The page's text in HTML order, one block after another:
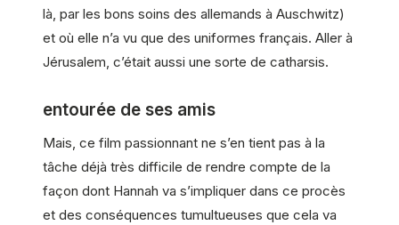
là, par les bons soins des allemands à Auschwitz)
et où elle n’a vu que des uniformes français. Aller à
Jérusalem, c’était aussi une sorte de catharsis.
entourée de ses amis
Mais, ce film passionnant ne s’en tient pas à la
tâche déjà très difficile de rendre compte de la
façon dont Hannah va s’impliquer dans ce procès
et des conséquences tumultueuses que cela va